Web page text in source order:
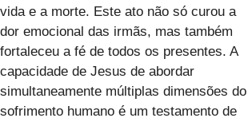
vida e a morte. Este ato não só curou a
dor emocional das irmãs, mas também
fortaleceu a fé de todos os presentes. A
capacidade de Jesus de abordar
simultaneamente múltiplas dimensões do
sofrimento humano é um testamento de